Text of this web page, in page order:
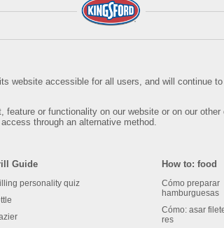
Guide
personality quiz
How to: food
Cómo preparar
hamburguesas
Cómo: asar
res
website accessible for all users, and will continue
feature or functionality on our website or on our
through an alternative method.